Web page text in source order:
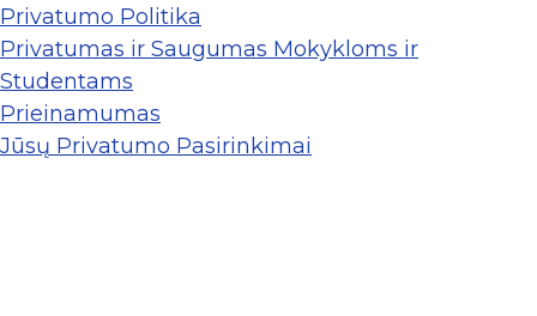
Privatumo Politika
Privatumas ir Saugumas Mokykloms ir
Studentams
Prieinamumas
Jūsų Privatumo Pasirinkimai